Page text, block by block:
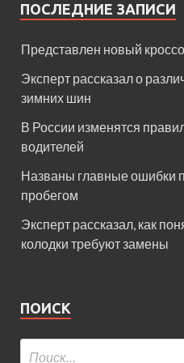
ПОСЛЕДНИЕ ЗАПИСИ
Представлен новый
Эксперт рассказал о
зимних шин
В России изменятся
водителей
Названы главные ошибки
пробегом
Эксперт рассказал, как
колодки требуют замены
ПОИСК